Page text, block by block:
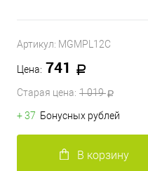
Артикул: MGMPL12C
Цена: 741
Старая цена: 1 019
+ 37 Бонусных рублей
В корзину